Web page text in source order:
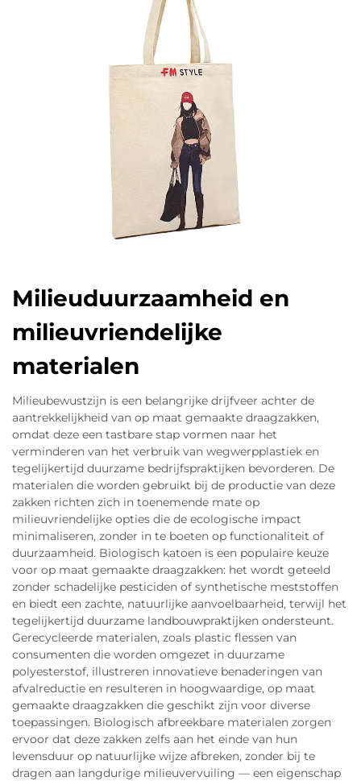
Milieuduurzaamheid en
milieuvriendelijke
materialen
Milieubewustzijn is een belangrijke drijfveer achter de
aantrekkelijkheid van op maat gemaakte draagzakken,
omdat deze een tastbare stap vormen naar het
verminderen van het verbruik van wegwerpplastiek en
tegelijkertijd duurzame bedrijfspraktijken bevorderen. De
materialen die worden gebruikt bij de productie van deze
zakken richten zich in toenemende mate op
milieuvriendelijke opties die de ecologische impact
minimaliseren, zonder in te boeten op functionaliteit of
duurzaamheid. Biologisch katoen is een populaire keuze
voor op maat gemaakte draagzakken: het wordt geteeld
zonder schadelijke pesticiden of synthetische meststoffen
en biedt een zachte, natuurlijke aanvoelbaarheid, terwijl het
tegelijkertijd duurzame landbouwpraktijken ondersteunt.
Gerecycleerde materialen, zoals plastic flessen van
consumenten die worden omgezet in duurzame
polyesterstof, illustreren innovatieve benaderingen van
afvalreductie en resulteren in hoogwaardige, op maat
gemaakte draagzakken die geschikt zijn voor diverse
toepassingen. Biologisch afbreekbare materialen zorgen
ervoor dat deze zakken zelfs aan het einde van hun
levensduur op natuurlijke wijze afbreken, zonder bij te
dragen aan langdurige milieuvervuiling — een eigenschap